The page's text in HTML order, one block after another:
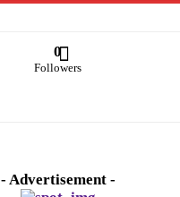
0
Followers
- Advertisement -